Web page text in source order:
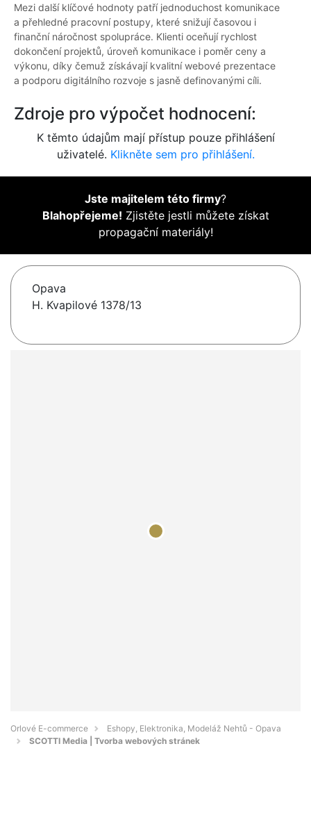
Mezi další klíčové hodnoty patří jednoduchost komunikace
a přehledné pracovní postupy, které snižují časovou i
finanční náročnost spolupráce. Klienti oceňují rychlost
dokončení projektů, úroveň komunikace i poměr ceny a
výkonu, díky čemuž získávají kvalitní webové prezentace
a podporu digitálního rozvoje s jasně definovanými cíli.
Zdroje pro výpočet hodnocení:
K těmto údajům mají přístup pouze přihlášení
uživatelé. Klikněte sem pro přihlášení.
Jste majitelem této firmy?
Blahopřejeme! Zjistěte jestli můžete získat
propagační materiály!
Opava
H. Kvapilové 1378/13
Orlové E-commerce
Eshopy, Elektronika, Modeláž Nehtů - Opava
SCOTTI Media | Tvorba webových stránek